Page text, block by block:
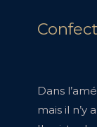
Dans
mais il n’y